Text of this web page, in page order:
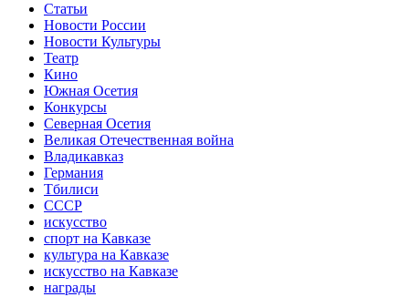
Статьи
Новости России
Новости Культуры
Театр
Кино
Южная Осетия
Конкурсы
Северная Осетия
Великая Отечественная война
Владикавказ
Германия
Тбилиси
СССР
искусство
спорт на Кавказе
культура на Кавказе
искусство на Кавказе
награды